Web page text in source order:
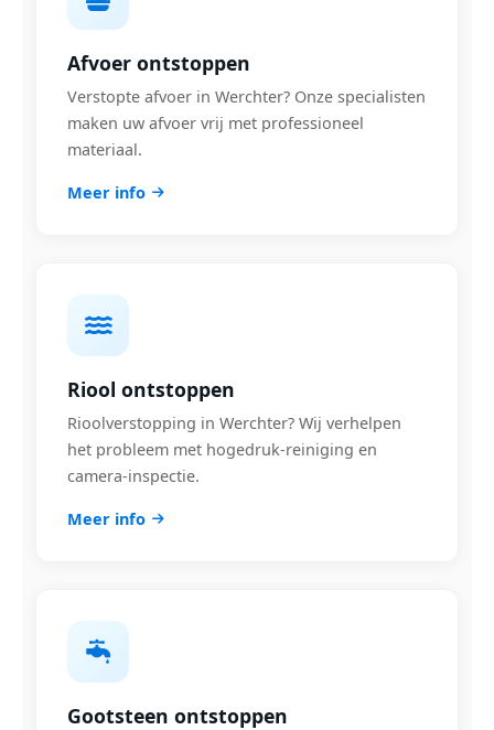
Afvoer ontstoppen
Verstopte afvoer in Werchter? Onze specialisten
maken uw afvoer vrij met professioneel
materiaal.
Meer info
Riool ontstoppen
Rioolverstopping in Werchter? Wij verhelpen
het probleem met hogedruk-reiniging en
camera-inspectie.
Meer info
Gootsteen ontstoppen